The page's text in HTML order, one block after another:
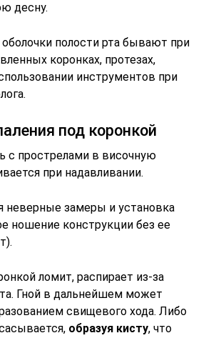
десну.
полости рта бывают при
коронках, протезах,
инструментов при
под коронкой
с прострелами в височную
при надавливании.
неверные замеры и установка
ношение конструкции без ее
ломит, распирает из-за
Гной в дальнейшем может
свищевого хода. Либо
образуя кисту, что